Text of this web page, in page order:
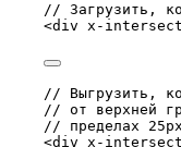
// Загрузить,
<div x-intersect
// Выгрузить,
// от верхней
// пределах
<div x-